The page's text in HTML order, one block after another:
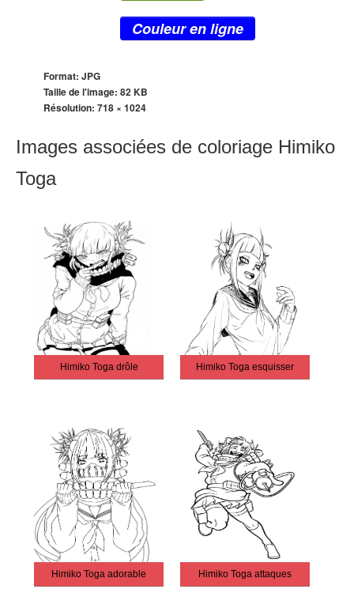
Couleur en ligne
Format: JPG
Taille de l'image: 82 KB
Résolution: 718 × 1024
Images associées de coloriage Himiko
Toga
Himiko Toga drôle Himiko Toga esquisser
Himiko Toga adorable Himiko Toga attaques